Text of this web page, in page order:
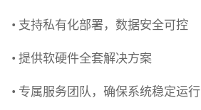
• 支持私有化部署，数据安全可控
• 提供软硬件全套解决方案
• 专属服务团队，确保系统稳定运行